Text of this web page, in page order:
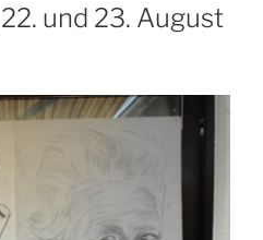
und 23. August